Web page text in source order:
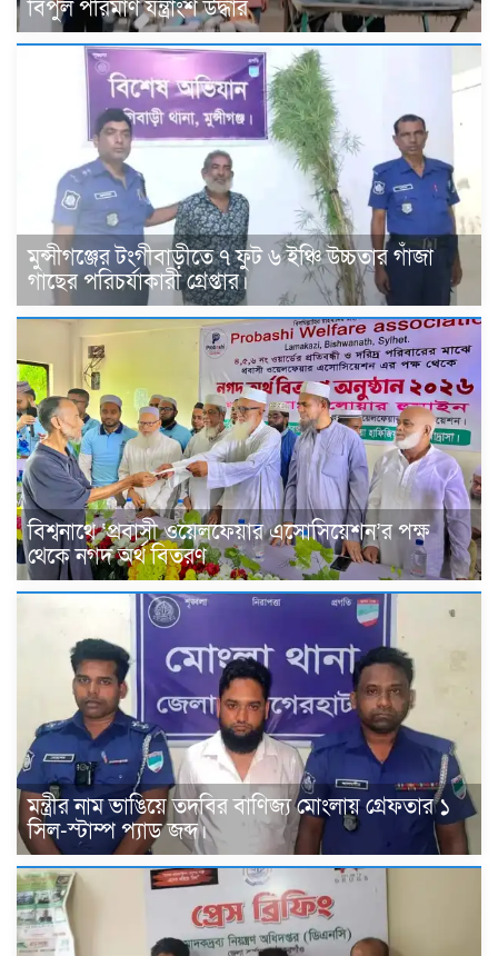
বিপুল পরিমাণ যন্ত্রাংশ উদ্ধার ‎
মুন্সীগঞ্জের টংগীবাড়ীতে ৭ ফুট ৬ ইঞ্চি উচ্চতার গাঁজা
গাছের পরিচর্যাকারী গ্রেপ্তার।
বিশ্বনাথে ‘প্রবাসী ওয়েলফেয়ার এসোসিয়েশন’র পক্ষ
থেকে নগদ অর্থ বিতরণ
মন্ত্রীর নাম ভাঙিয়ে তদবির বাণিজ্য মোংলায় গ্রেফতার ১
সিল-স্টাম্প প্যাড জব্দ।